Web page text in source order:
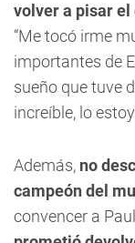
volver a pisar el
“Me tocó irme
importantes de
sueño que tuve
increíble, lo
Además, no
campeón del
convencer a